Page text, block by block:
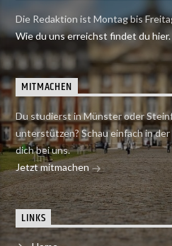
Die Redaktion ist Montag bis
Wie du uns erreichst findet du hier.
MITMACHEN
Du studierst in Münster oder
unterstützen? Schau einfach in
dich bei uns.
Jetzt mitmachen
LINKS